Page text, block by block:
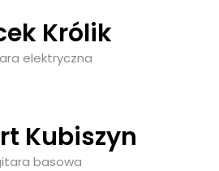
Królik
elektryczna
Kubiszyn
basowa